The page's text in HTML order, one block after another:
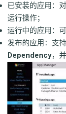
已安装的应用：
运行操作；
运行中的应用：
发布的应用：支
Dependency，